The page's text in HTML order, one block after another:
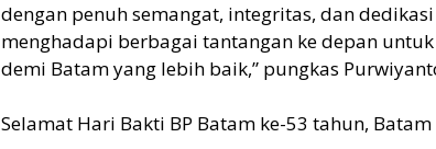
dengan penuh semangat, integritas, dan
menghadapi berbagai tantangan ke depan
demi Batam yang lebih baik,” pungkas
Selamat Hari Bakti BP Batam ke-53 tahun,